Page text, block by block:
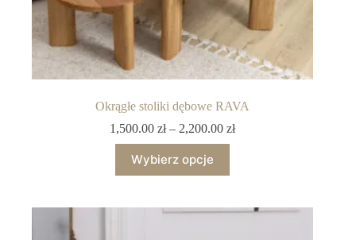
Okrągłe stoliki dębowe RAVA
1,500.00zł – 2,200.00zł
Wybierz opcje